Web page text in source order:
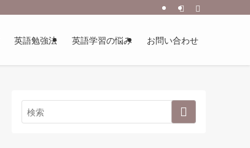
英語勉強法 英語学習の悩み お問い合わせ